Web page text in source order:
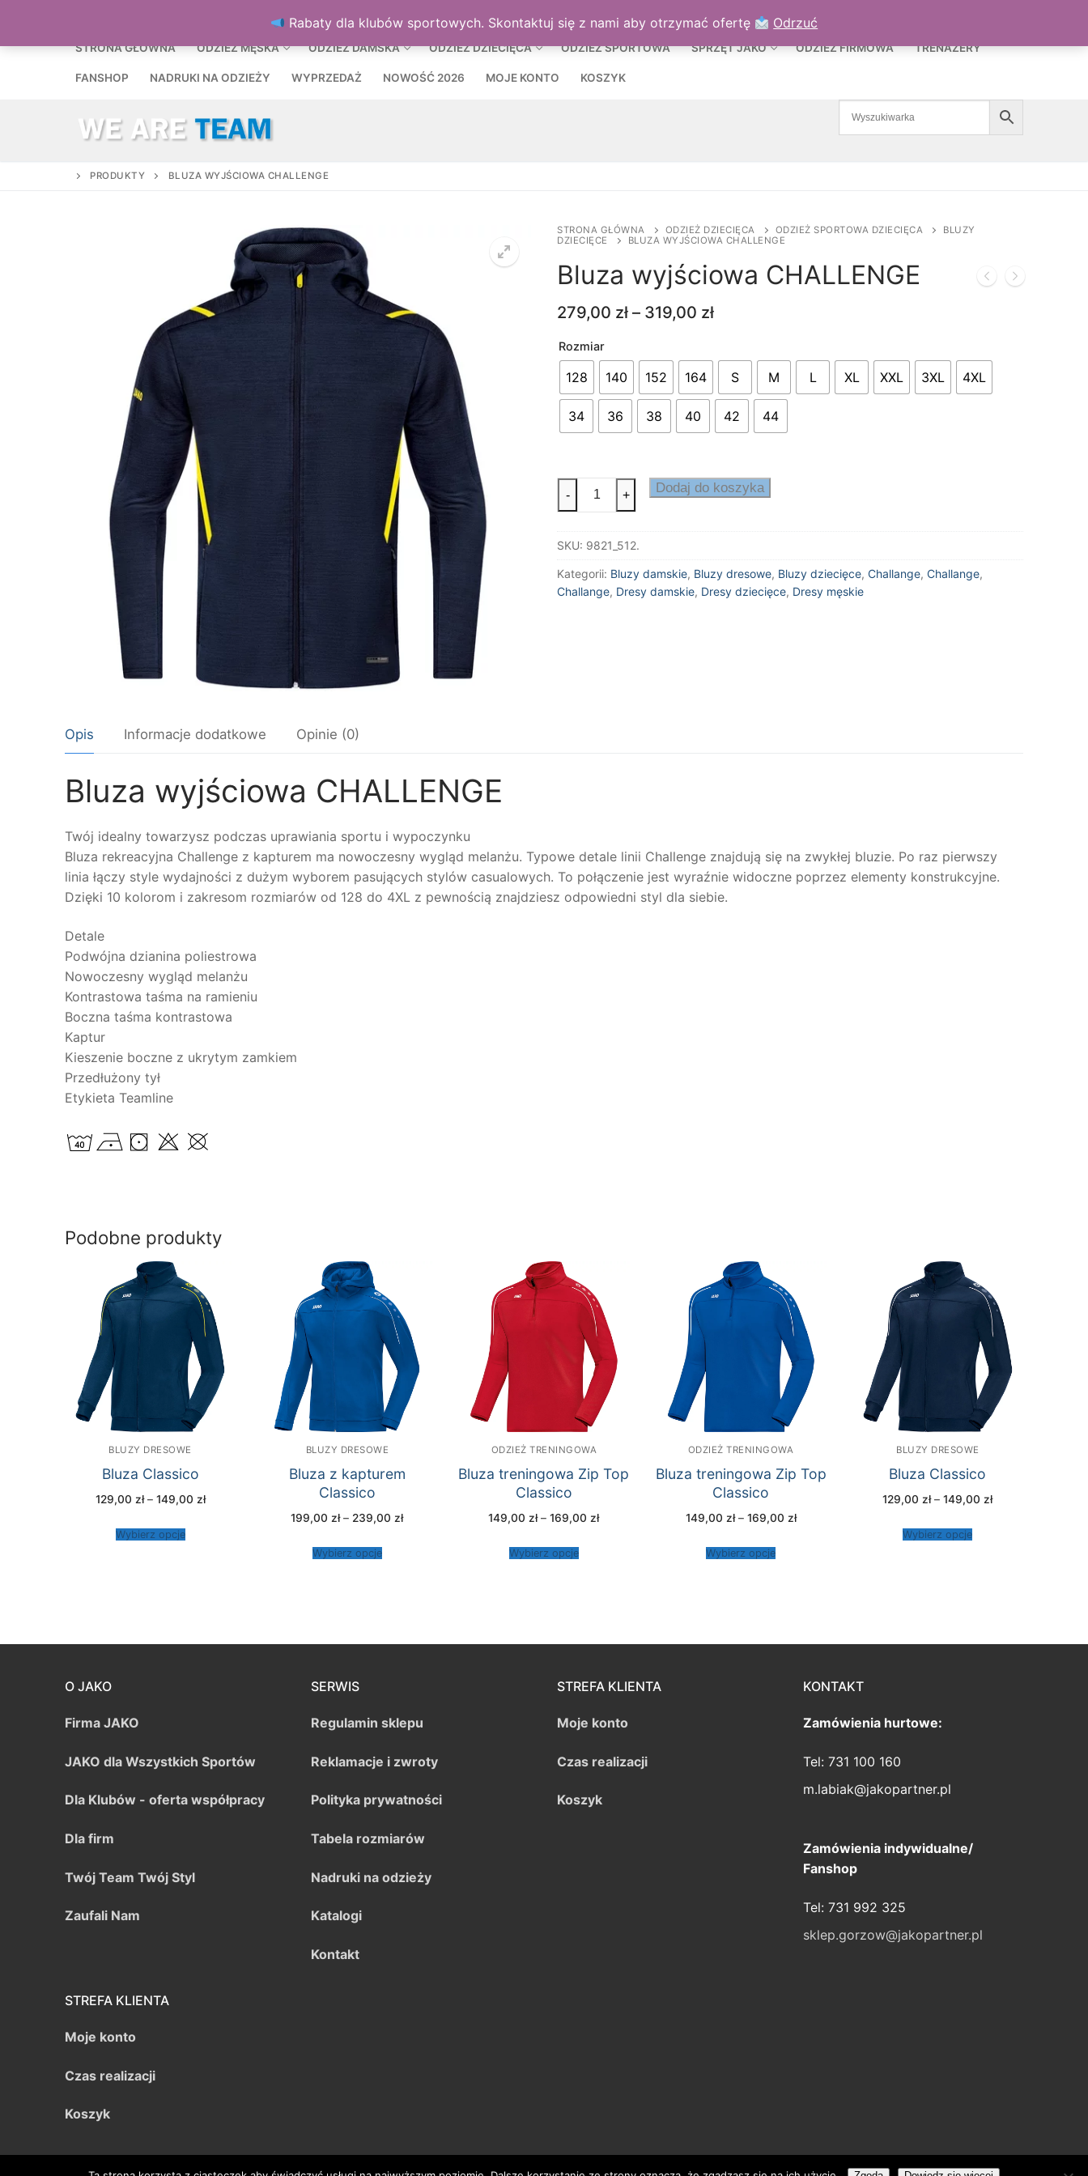
Rabaty dla klubów sportowych. Skontaktuj się z nami aby otrzymać ofertę Odrzuć
treści
KOSZYK
STRONA GŁÓWNA ODZIEŻ MĘSKA ODZIEŻ DAMSKA ODZIEŻ DZIECIĘCA ODZIEŻ SPORTOWA SPRZĘT JAKO ODZIEŻ FIRMOWA TRENAŻERY
FANSHOP NADRUKI NA ODZIEŻY WYPRZEDAŻ NOWOŚĆ 2026 MOJE KONTO KOSZYK
PRODUKTY BLUZA WYJŚCIOWA CHALLENGE
STRONA GŁÓWNA ODZIEŻ DZIECIĘCA ODZIEŻ SPORTOWA DZIECIĘCA
BLUZY
DZIECIĘCE
BLUZA WYJŚCIOWA CHALLENGE
Bluza wyjściowa CHALLENGE
279,00 zł – 319,00 złZakres
279,00 zł
do
319,00 zł
Rozmiar
128 140 152 164 S M L XL XXL 3XL 4XL
34 36 38 40 42 44
Bluza
CHALLENGE
- + Dodaj do koszyka
SKU: 9821_512.
Kategorii: Bluzy damskie, Bluzy dresowe, Bluzy dziecięce, Challange, Challange,
Challange, Dresy damskie, Dresy dziecięce, Dresy męskie
Opis Informacje dodatkowe Opinie (0)
Bluza wyjściowa CHALLENGE
Twój idealny towarzysz podczas uprawiania sportu i wypoczynku
Bluza rekreacyjna Challenge z kapturem ma nowoczesny wygląd melanżu. Typowe detale linii Challenge znajdują się na zwykłej bluzie. Po raz pierwszy
linia łączy style wydajności z dużym wyborem pasujących stylów casualowych. To połączenie jest wyraźnie widoczne poprzez elementy konstrukcyjne.
Dzięki 10 kolorom i zakresom rozmiarów od 128 do 4XL z pewnością znajdziesz odpowiedni styl dla siebie.
Detale
Podwójna dzianina poliestrowa
Nowoczesny wygląd melanżu
Kontrastowa taśma na ramieniu
Boczna taśma kontrastowa
Kaptur
Kieszenie boczne z ukrytym zamkiem
Przedłużony tył
Etykieta Teamline
Podobne produkty
BLUZY DRESOWE
Bluza Classico
129,00 zł – 149,00 złZakres
Wybierz opcje
BLUZY DRESOWE
Bluza z kapturem
Classico
199,00 zł – 239,00 złZakres
Wybierz opcje
ODZIEŻ TRENINGOWA
Bluza treningowa Zip Top
Classico
149,00 zł – 169,00 złZakres
Wybierz opcje
ODZIEŻ TRENINGOWA
Bluza treningowa Zip Top
Classico
149,00 zł – 169,00 złZakres
Wybierz opcje
BLUZY DRESOWE
Bluza Classico
129,00 zł – 149,00 złZakres
Wybierz opcje
O JAKO
Firma JAKO
JAKO dla Wszystkich Sportów
Dla Klubów - oferta współpracy
Dla firm
Twój Team Twój Styl
Zaufali Nam
STREFA KLIENTA
Moje konto
Czas realizacji
Koszyk
SERWIS
Regulamin sklepu
Reklamacje i zwroty
Polityka prywatności
Tabela rozmiarów
Nadruki na odzieży
Katalogi
Kontakt
STREFA KLIENTA
Moje konto
Czas realizacji
Koszyk
KONTAKT
Zamówienia hurtowe:
Tel: 731 100 160
m.labiak@jakopartner.pl
Zamówienia indywidualne/
Fanshop
Tel: 731 992 325
sklep.gorzow@jakopartner.pl